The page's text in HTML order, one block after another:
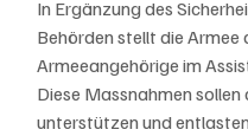
In Ergänzung des
Behörden stellt die
Armeeangehörige im
Diese Massnahmen
unterstützen und